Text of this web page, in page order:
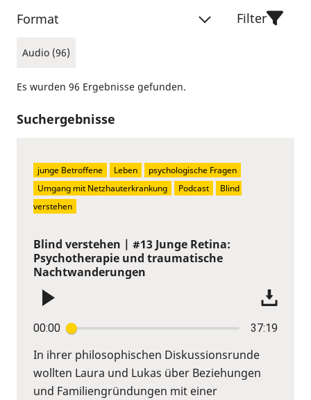
Format
Audio (96)
Filter
Es wurden 96 Ergebnisse gefunden.
Suchergebnisse
Blind verstehen | #13 Junge Retina:
Psychotherapie und traumatische
Nachtwanderungen
00:00 37:19
In ihrer philosophischen Diskussionsrunde
wollten Laura und Lukas über Beziehungen
und Familiengründungen mit einer
junge Betroffene Leben
psychologische Fragen
Umgang mit Netzhauterkrankung
Podcast
Blind
verstehen